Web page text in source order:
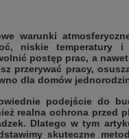
warunki
niskie temperatury i
postęp prac, a
przerywać pracy,
dla domów
podejście do
realna ochrona przed
Dlatego w tym
skuteczne